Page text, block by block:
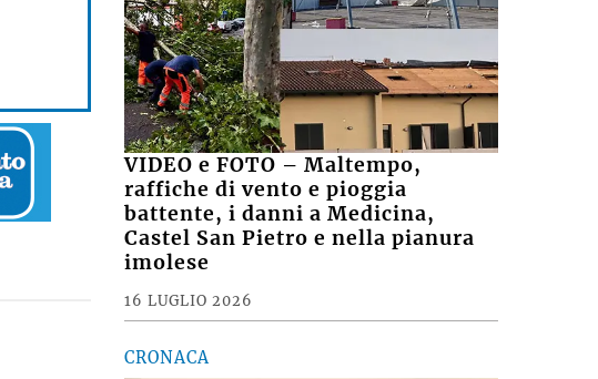
VIDEO e FOTO – Maltempo,
raffiche di vento e pioggia
battente, i danni a Medicina,
Castel San Pietro e nella pianura
imolese
16 LUGLIO 2026
CRONACA